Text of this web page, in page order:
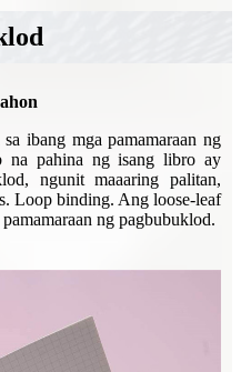
ibang mga pamamaraan ng
na pahina ng isang libro ay
ngunit maaaring palitan,
Loop binding. Ang loose-leaf
ng pagbubuklod.